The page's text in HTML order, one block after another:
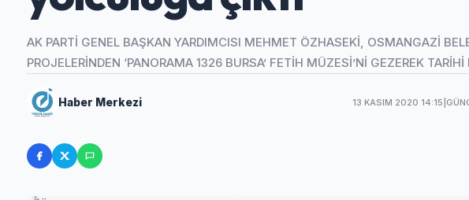
AK PARTİ GENEL BAŞKAN YARDIMCISI MEHMET ÖZHASEKİ, OSMANGAZİ
PROJELERİNDEN ‘PANORAMA 1326 BURSA’ FETİH MÜZESİ’Nİ GEZEREK
Haber Merkezi 13 KASIM 2020 14:15